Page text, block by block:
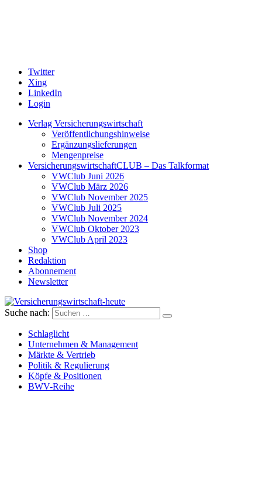
Twitter
Xing
LinkedIn
Login
Verlag Versicherungswirtschaft
Veröffentlichungshinweise
Ergänzungslieferungen
Mengenpreise
VersicherungswirtschaftCLUB – Das Talkformat
VWClub Juni 2026
VWClub März 2026
VWClub November 2025
VWClub Juli 2025
VWClub November 2024
VWClub Oktober 2023
VWClub April 2023
Shop
Redaktion
Abonnement
Newsletter
Versicherungswirtschaft-heute
Suche nach:
Schlaglicht
Unternehmen & Management
Märkte & Vertrieb
Politik & Regulierung
Köpfe & Positionen
BWV-Reihe